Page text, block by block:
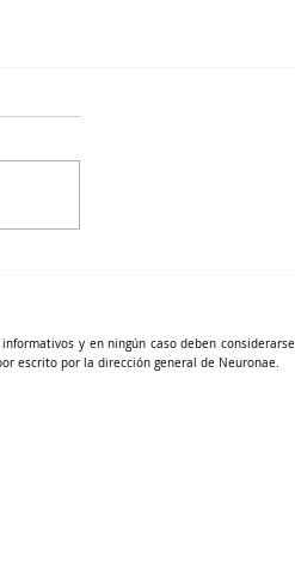
y en ningún caso deben considerarse
escrito por la dirección general de Neuronae.